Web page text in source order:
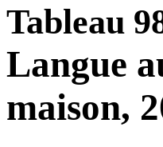
Tableau
Langue
maison,